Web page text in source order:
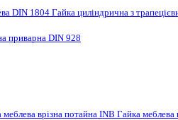
DIN 1804 Гайка циліндрична з
приварна DIN 928
меблева врізна потайна INB Гайка меблева